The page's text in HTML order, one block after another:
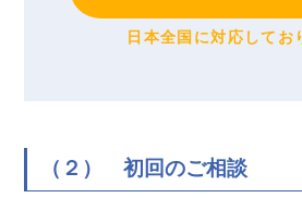
日本全国に対応してお
（２） 初回のご相談